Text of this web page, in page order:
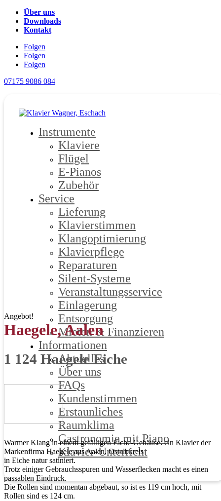
Über uns
Downloads
Kontakt
Folgen
Folgen
Folgen
07175 9086 084
Instrumente
Klaviere
Flügel
E-Pianos
Zubehör
Service
Lieferung
Klavierstimmen
Klangoptimierung
Klavierpflege
Reparaturen
Silent-Systeme
Veranstaltungsservice
Einlagerung
Entsorgung
Mieten & Finanzieren
Informationen
Aktuelles
Über uns
FAQs
Kundenstimmen
Erstaunliches
Raumklima
Gastronomie mit Piano
Klavier-Unterricht
Angebot!
Haegele, Aalen
1 124 Haegele Eiche
Warmer Klang in einem gefälligen Eiche-Gehäuse: ein Klavier der
Markenfirma Haegele aus Aalen, Ostalbkreis
in Eiche natur satiniert.
Trotz einiger Gebrauchsspuren und Wasserflecken macht es einen
passablen Eindruck.
Die Rollen sind momentan abgebaut, so ist es 119 cm hoch, mit
Rollen sind es 124 cm.